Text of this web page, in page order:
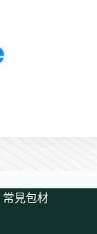
常見包材